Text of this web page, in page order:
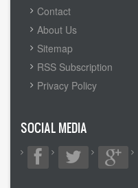
FOOTER
MENU
Contact
About Us
Sitemap
RSS Subscription
Privacy Policy
SOCIAL MEDIA